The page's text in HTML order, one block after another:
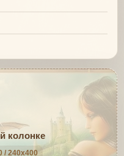
колонке
/ 240x400